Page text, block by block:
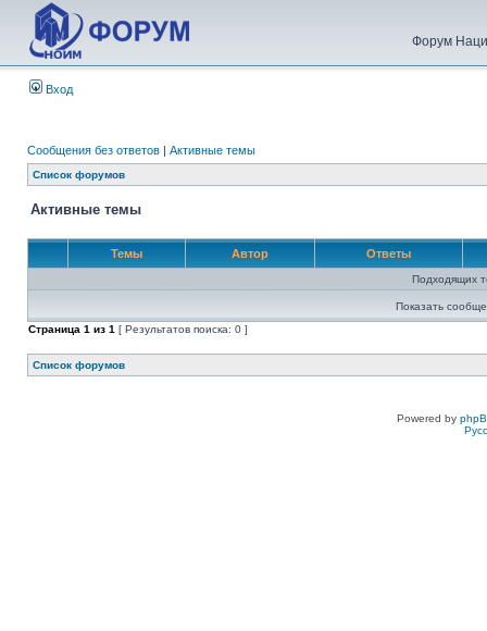
Форум
Вход
Сообщения без ответов | Активные темы
Список форумов
Активные темы
Темы Автор Ответы
Подходящих
Показать
Страница 1 из 1 [ Результатов поиска: 0 ]
Список форумов
Powered by